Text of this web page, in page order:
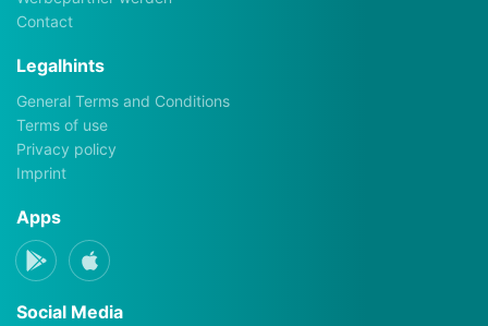
Contact
Legalhints
General Terms and Conditions
Terms of use
Privacy policy
Imprint
Apps
Social Media